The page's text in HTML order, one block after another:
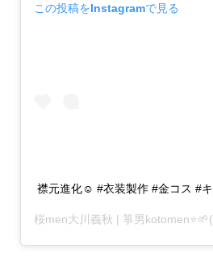
この投稿をInstagramで見る
襟元進化☺️ #衣装製作 #金コス #
桜men大川義秋 | 箏男kotomen⭐️🌱